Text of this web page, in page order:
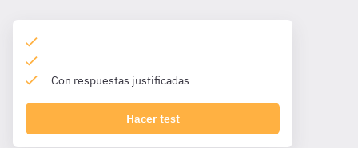
Con respuestas justificadas
Hacer test